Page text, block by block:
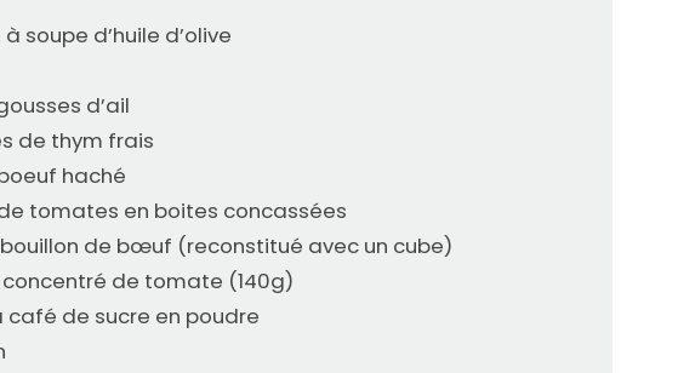
soupe d’huile d’olive
d’ail
de thym frais
haché
tomates en boites concassées
bouillon de bœuf (reconstitué avec un cube)
concentré de tomate (140g)
café de sucre en poudre